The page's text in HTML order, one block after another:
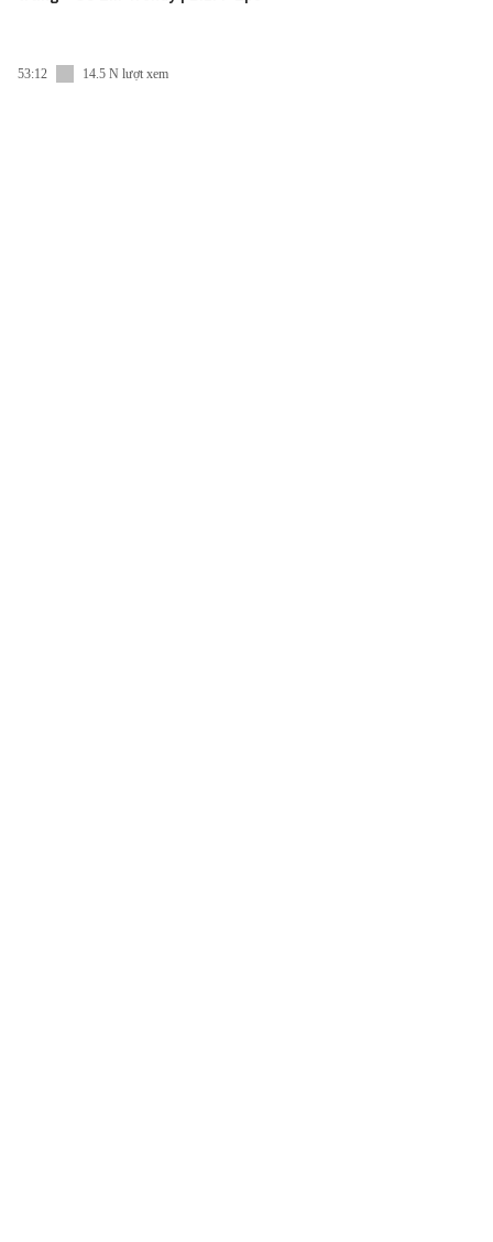
53:12 14.5 N lượt xem